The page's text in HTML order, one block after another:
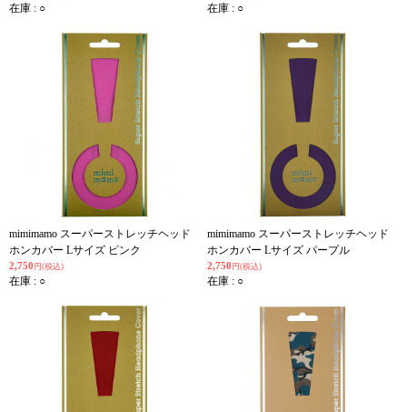
在庫 : ○ 在庫 : ○
mimimamo スーパーストレッチヘッド
ホンカバー Lサイズ ピンク
2,750 円(税込)
在庫 : ○
mimimamo スーパーストレッチヘッド
ホンカバー Lサイズ パープル
2,750 円(税込)
在庫 : ○